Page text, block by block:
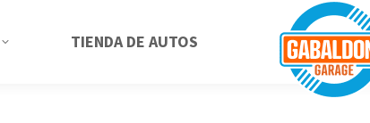
TIENDA DE AUTOS